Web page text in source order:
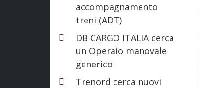
accompagnamento
treni (ADT)
DB CARGO ITALIA cerca
un Operaio manovale
generico
Trenord cerca nuovi